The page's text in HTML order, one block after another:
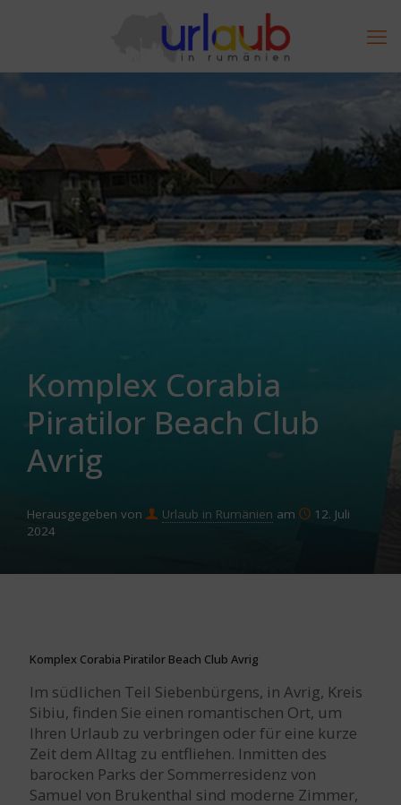
Komplex Corabia
Piratilor Beach Club
Avrig
Herausgegeben von Urlaub in Rumänien am
12. Juli
2024
Komplex Corabia Piratilor Beach Club Avrig
Im südlichen Teil Siebenbürgens, in Avrig, Kreis
Sibiu, finden Sie einen romantischen Ort, um
Ihren Urlaub zu verbringen oder für eine kurze
Zeit dem Alltag zu entfliehen. Inmitten des
barocken Parks der Sommerresidenz von
Samuel von Brukenthal sind moderne Zimmer,